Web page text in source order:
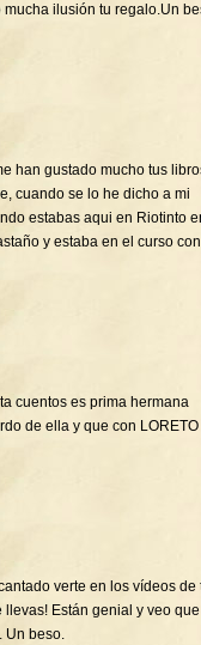
ilusión tu regalo.Un
han gustado mucho tus
cuando se lo he dicho a mi
estabas aqui en Riotinto
y estaba en el curso con
cuentos es prima hermana
de ella y que con LORETO
verte en los vídeos de
Están genial y veo que
Un beso.